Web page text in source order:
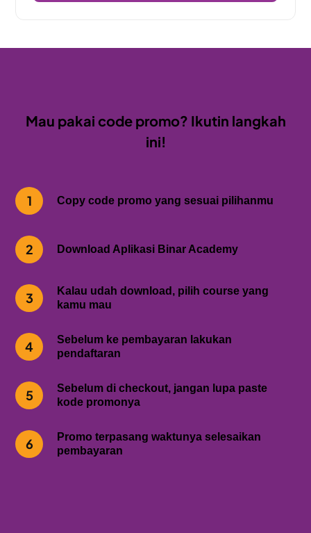
Mau pakai code promo? Ikutin langkah
ini!
1 Copy code promo yang sesuai pilihanmu
2 Download Aplikasi Binar Academy
3
Kalau udah download, pilih course yang
kamu mau
4
Sebelum ke pembayaran lakukan
pendaftaran
5
Sebelum di checkout, jangan lupa paste
kode promonya
6
Promo terpasang waktunya selesaikan
pembayaran